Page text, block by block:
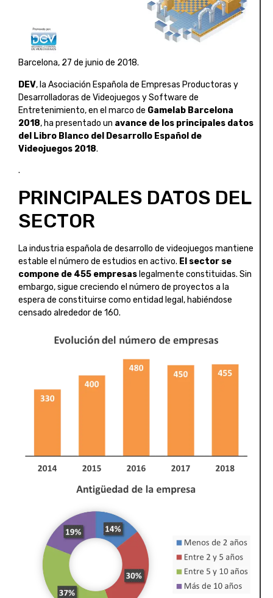
Barcelona, 27 de junio de 2018.
DEV, la Asociación Española de Empresas Productoras y
Desarrolladoras de Videojuegos y Software de
Entretenimiento, en el marco de Gamelab Barcelona
2018, ha presentado un avance de los principales datos
del Libro Blanco del Desarrollo Español de
Videojuegos 2018.
.
PRINCIPALES DATOS DEL
SECTOR
La industria española de desarrollo de videojuegos mantiene
estable el número de estudios en activo. El sector se
compone de 455 empresas legalmente constituidas. Sin
embargo, sigue creciendo el número de proyectos a la
espera de constituirse como entidad legal, habiéndose
censado alrededor de 160.